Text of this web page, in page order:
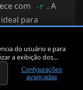
do usuário e para
a exibição dos
Configurações
avançadas
com -r . A
para
do aviso em